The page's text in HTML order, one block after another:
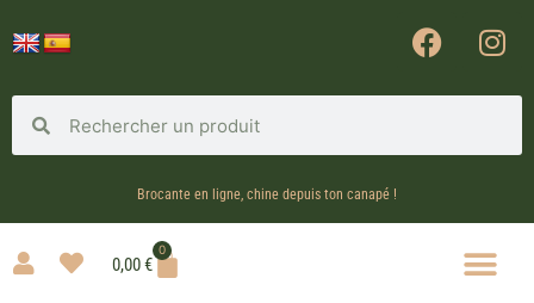
Brocante en ligne, chine depuis ton canapé !
0,00€
0